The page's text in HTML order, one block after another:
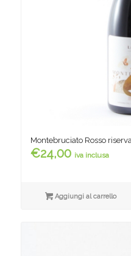
Montebruciato Rosso
€24,00 iva inclusa
Aggiungi al carrello